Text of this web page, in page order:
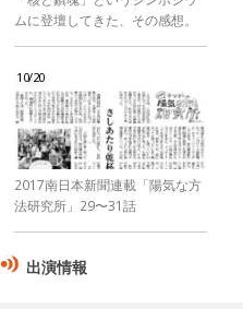
ムに登壇してきた、その感想。
10/20
2017南日本新聞連載「陽気な方
法研究所」29〜31話
出演情報